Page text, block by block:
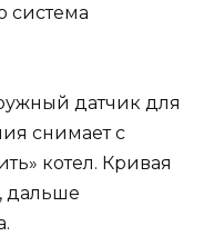
система
датчик для
снимает с
котел. Кривая
дальше